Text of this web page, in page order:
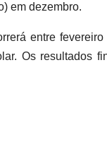
em dezembro.
entre
Os resultados